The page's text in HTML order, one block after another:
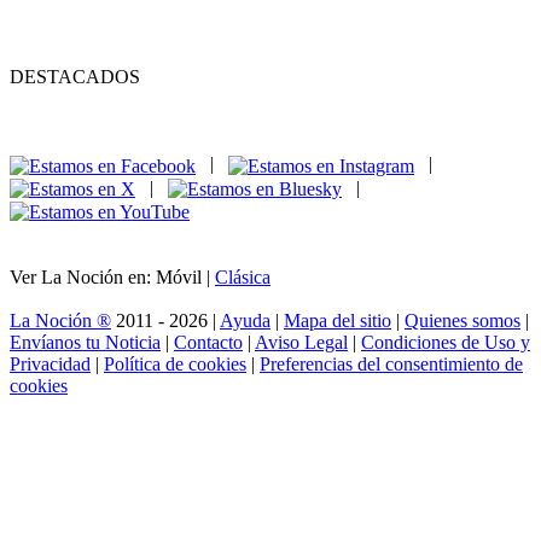
DESTACADOS
|
|
Ver La Noción en: Móvil | Clásica
La Noción ® 2011 - 2026 | Ayuda | Mapa del sitio | Quienes somos |
Envíanos tu Noticia | Contacto | Aviso Legal | Condiciones de Uso y
Privacidad | Política de cookies | Preferencias del consentimiento de
cookies